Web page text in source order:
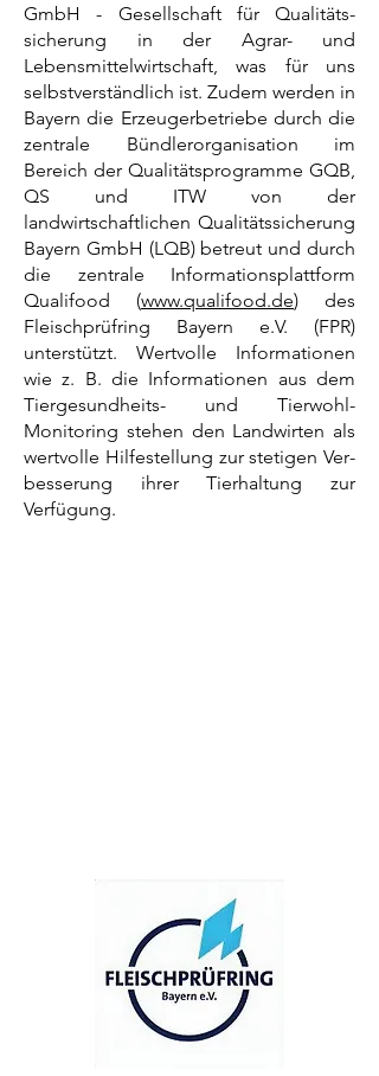
GmbH - Gesellschaft für Qualitäts­
sicherung in der Agrar- und
Lebensmittel­wirtschaft, was für uns
selbstverständlich ist. Zudem werden in
Bayern die Erzeugerbetrie­be durch die
zentrale Bündlerorganisation im
Bereich der Qualitätsprogramme GQB,
QS und ITW von der
landwirtschaftlichen Qualitätssicherung
Bayern GmbH (LQB) be­treut und durch
die zentrale Informationsplattform
Qualifood (www.qualifood.de) des
Fleischprüfring Bayern e.V. (FPR)
unterstützt. Wertvolle Informationen
wie z. B. die Infor­mationen aus dem
Tiergesundheits- und Tierwohl-
Monitoring stehen den Landwirten als
wertvolle Hilfestellung zur stetigen Ver­
besserung ihrer Tierhaltung zur
Verfügung.